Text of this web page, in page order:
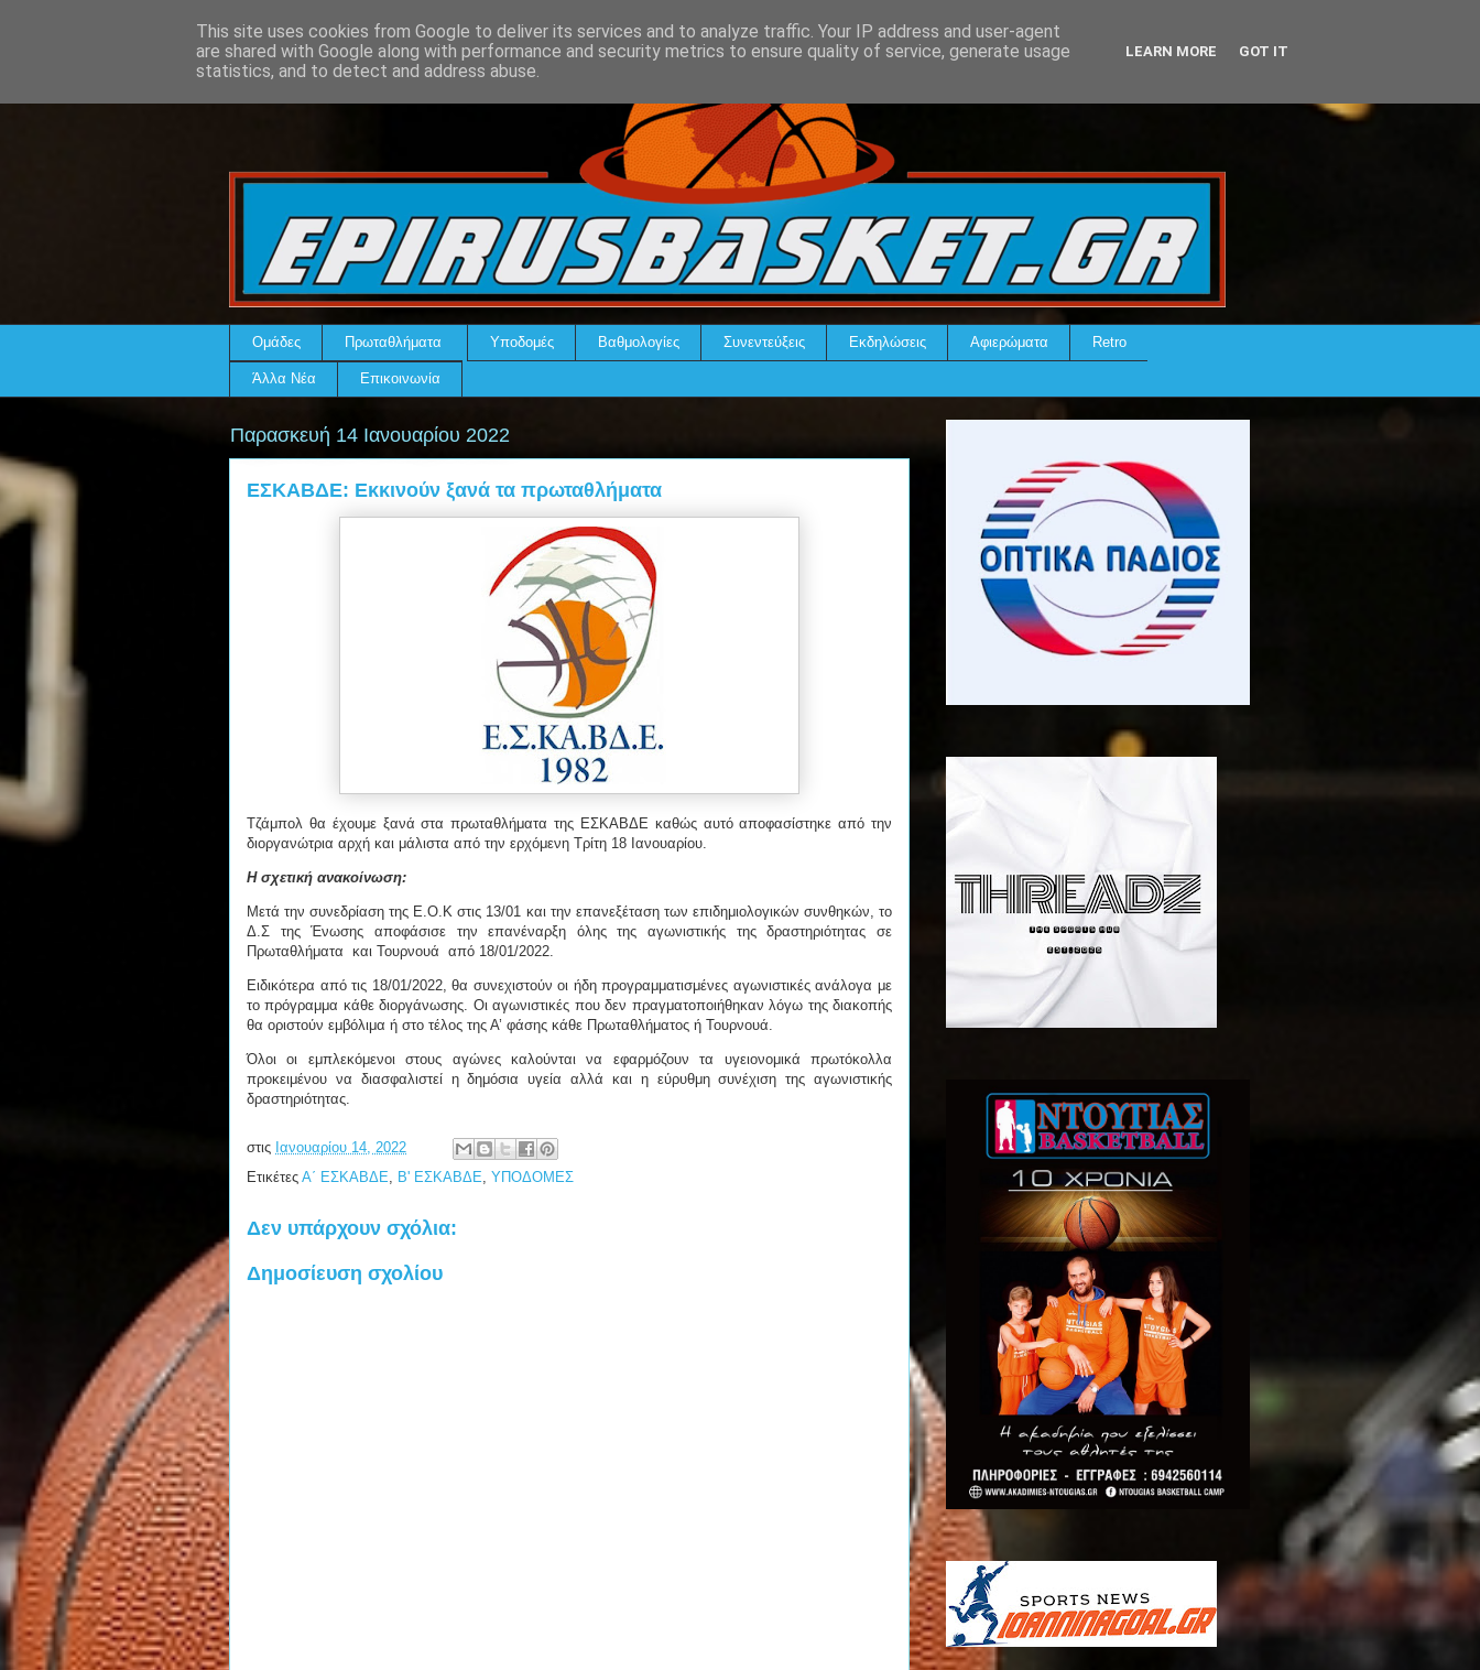
Ομάδες Πρωταθλήματα Υποδομές Βαθμολογίες Συνεντεύξεις Εκδηλώσεις Αφιερώματα Retro
Άλλα Νέα Επικοινωνία
Παρασκευή 14 Ιανουαρίου 2022
ΕΣΚΑΒΔΕ: Εκκινούν ξανά τα πρωταθλήματα
Τζάμπολ θα έχουμε ξανά στα πρωταθλήματα της ΕΣΚΑΒΔΕ καθώς αυτό αποφασίστηκε από την
διοργανώτρια αρχή και μάλιστα από την ερχόμενη Τρίτη 18 Ιανουαρίου.
Η σχετική ανακοίνωση:
Μετά την συνεδρίαση της Ε.Ο.Κ στις 13/01 και την επανεξέταση των επιδημιολογικών συνθηκών, το
Δ.Σ της Ένωσης αποφάσισε την επανέναρξη όλης της αγωνιστικής της δραστηριότητας σε
Πρωταθλήματα και Τουρνουά από 18/01/2022.
Ειδικότερα από τις 18/01/2022, θα συνεχιστούν οι ήδη προγραμματισμένες αγωνιστικές ανάλογα με
το πρόγραμμα κάθε διοργάνωσης. Οι αγωνιστικές που δεν πραγματοποιήθηκαν λόγω της διακοπής
θα οριστούν εμβόλιμα ή στο τέλος της Α’ φάσης κάθε Πρωταθλήματος ή Τουρνουά.
Όλοι οι εμπλεκόμενοι στους αγώνες καλούνται να εφαρμόζουν τα υγειονομικά πρωτόκολλα
προκειμένου να διασφαλιστεί η δημόσια υγεία αλλά και η εύρυθμη συνέχιση της αγωνιστικής
δραστηριότητας.
στις Ιανουαρίου 14, 2022
Ετικέτες Α΄ ΕΣΚΑΒΔΕ, Β' ΕΣΚΑΒΔΕ, ΥΠΟΔΟΜΕΣ
Δεν υπάρχουν σχόλια:
Δημοσίευση σχολίου
This site uses cookies from Google to deliver its services and to analyze traffic. Your IP address and user-agent
are shared with Google along with performance and security metrics to ensure quality of service, generate usage
statistics, and to detect and address abuse.
LEARN MORE GOT IT